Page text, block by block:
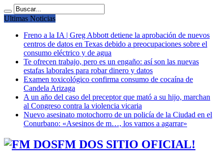
Ultimas Noticias
Freno a la IA | Greg Abbott detiene la aprobación de nuevos
centros de datos en Texas debido a preocupaciones sobre el
consumo eléctrico y de agua
Te ofrecen trabajo, pero es un engaño: así son las nuevas
estafas laborales para robar dinero y datos
Examen toxicológico confirma consumo de cocaína de
Candela Arizaga
A un año del caso del preceptor que mató a su hijo, marchan
al Congreso contra la violencia vicaria
Nuevo asesinato motochorro de un policía de la Ciudad en el
Conurbano: «Asesinos de m…, los vamos a agarrar»
FM DOS SITIO OFICIAL!